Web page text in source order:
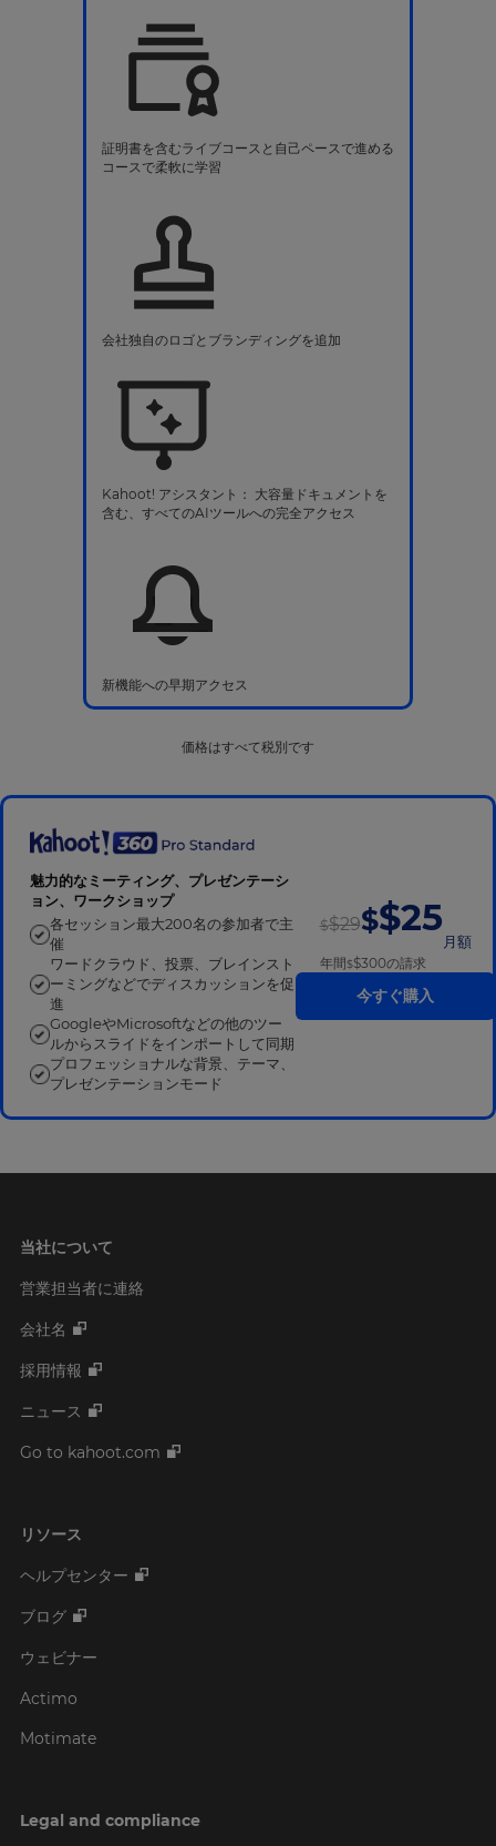
証明書を含むライブコースと自己ペースで進める
コースで柔軟に学習
会社独自のロゴとブランディングを追加
Kahoot! アシスタント： 大容量ドキュメントを
含む、すべてのAIツールへの完全アクセス
新機能への早期アクセス
価格はすべて税別です
魅力的なミーティング、プレゼンテーシ
ョン、ワークショップ
各セッション最大200名の参加者で主
催
ワードクラウド、投票、ブレインスト
ーミングなどでディスカッションを促
進
GoogleやMicrosoftなどの他のツー
ルからスライドをインポートして同期
プロフェッショナルな背景、テーマ、
プレゼンテーションモード
$$29$$25
月額
年間$$300の請求
今すぐ購入
当社について
営業担当者に連絡
会社名
採用情報
ニュース
Go to kahoot.com
リソース
ヘルプセンター
ブログ
ウェビナー
Actimo
Motimate
Legal and compliance